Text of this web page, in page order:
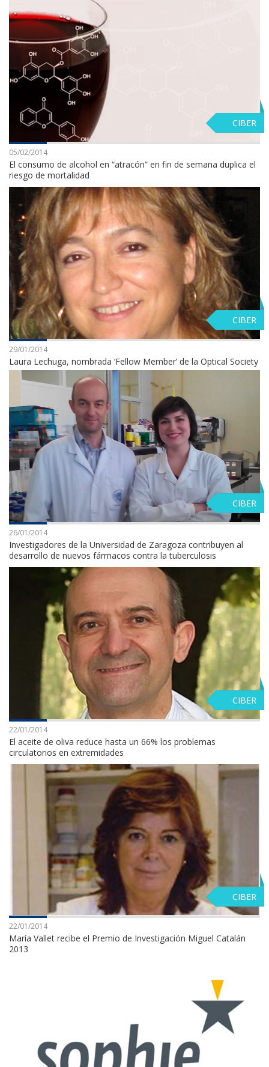
CIBER
05/02/2014
El consumo de alcohol en “atracón” en fin de semana duplica el
riesgo de mortalidad
CIBER
29/01/2014
Laura Lechuga, nombrada ‘Fellow Member’ de la Optical Society
CIBER
26/01/2014
Investigadores de la Universidad de Zaragoza contribuyen al
desarrollo de nuevos fármacos contra la tuberculosis
CIBER
22/01/2014
El aceite de oliva reduce hasta un 66% los problemas
circulatorios en extremidades
CIBER
22/01/2014
María Vallet recibe el Premio de Investigación Miguel Catalán
2013